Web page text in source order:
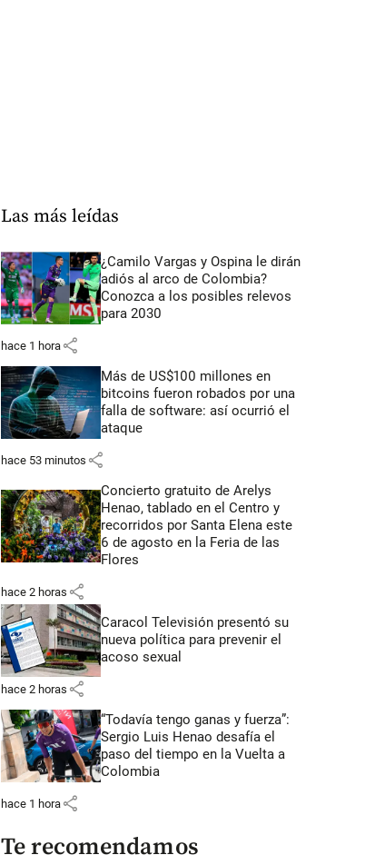
Las más leídas
¿Camilo Vargas y Ospina le dirán
adiós al arco de Colombia?
Conozca a los posibles relevos
para 2030
hace 1 hora share
Más de US$100 millones en
bitcoins fueron robados por una
falla de software: así ocurrió el
ataque
hace 53 minutos share
Concierto gratuito de Arelys
Henao, tablado en el Centro y
recorridos por Santa Elena este
6 de agosto en la Feria de las
Flores
hace 2 horas share
Caracol Televisión presentó su
nueva política para prevenir el
acoso sexual
hace 2 horas share
“Todavía tengo ganas y fuerza”:
Sergio Luis Henao desafía el
paso del tiempo en la Vuelta a
Colombia
hace 1 hora share
Te recomendamos